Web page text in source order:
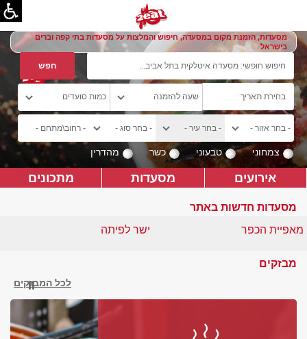
מסעדות, הזמנת מקום במסעדה, חיפוש והמלצות על מסעדות בתי קפה וברים
בישראל
צמחוני טבעוני כשר מהדרין
אירועים מסעדות מתכונים
מסעדות חדשות באתר
ישר לפיתה
מאפיית הכפר
מבזקים
לכל המבזקים